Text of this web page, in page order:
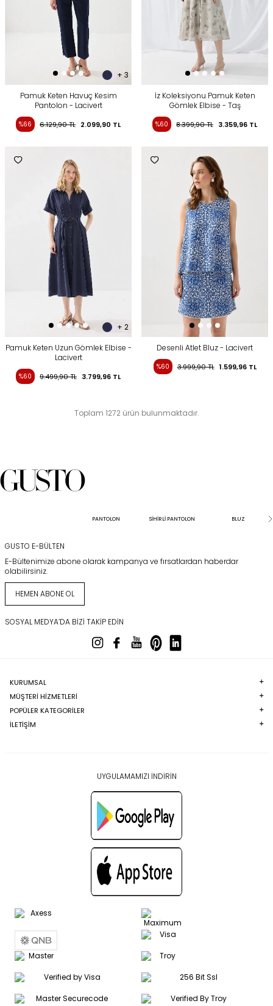
+ 3
Pamuk Keten Havuç Kesim
Pantolon - Lacivert
%66 6.129,90TL 2.099,90 TL
İz Koleksiyonu Pamuk Keten
Gömlek Elbise - Taş
%60 8.399,90TL 3.359,96 TL
+ 2
Pamuk Keten Uzun Gömlek Elbise -
Lacivert
%60 9.499,90TL 3.799,96 TL
Desenli Atlet Bluz - Lacivert
%60 3.999,90TL 1.599,96TL
Toplam 1272 ürün bulunmaktadır.
PANTOLON SİHİRLİ PANTOLON BLUZ
GUSTO E-BÜLTEN
E-Bültenimize abone olarak kampanya ve fırsatlardan haberdar
olabilirsiniz.
HEMEN ABONE OL
SOSYAL MEDYA’DA BIZI TAKIP EDIN
KURUMSAL
MÜŞTERI HIZMETLERI
POPÜLER KATEGORILER
İLETİŞİM
UYGULAMAMIZI İNDİRİN